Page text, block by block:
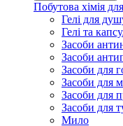
Побутова хімія
Гелі для
Гелі та
Засоби
Засоби
Засоби для
Засоби для
Засоби для
Засоби для
Мило